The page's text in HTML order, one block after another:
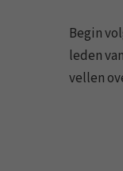
Begin
leden
vellen